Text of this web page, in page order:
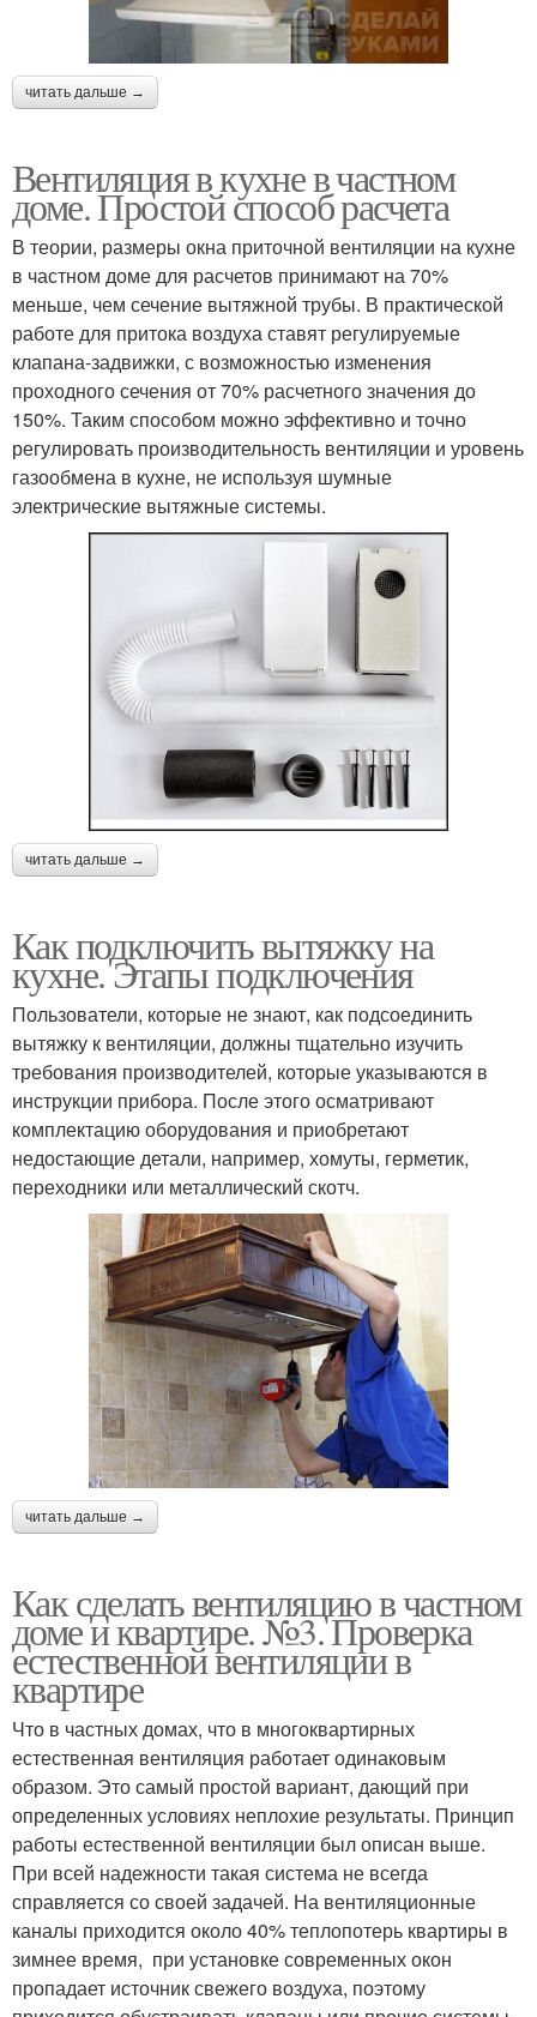
читать дальше →
Вентиляция в кухне в частном
доме. Простой способ расчета
В теории, размеры окна приточной вентиляции на кухне
в частном доме для расчетов принимают на 70%
меньше, чем сечение вытяжной трубы. В практической
работе для притока воздуха ставят регулируемые
клапана-задвижки, с возможностью изменения
проходного сечения от 70% расчетного значения до
150%. Таким способом можно эффективно и точно
регулировать производительность вентиляции и уровень
газообмена в кухне, не используя шумные
электрические вытяжные системы.
читать дальше →
Как подключить вытяжку на
кухне. Этапы подключения
Пользователи, которые не знают, как подсоединить
вытяжку к вентиляции, должны тщательно изучить
требования производителей, которые указываются в
инструкции прибора. После этого осматривают
комплектацию оборудования и приобретают
недостающие детали, например, хомуты, герметик,
переходники или металлический скотч.
читать дальше →
Как сделать вентиляцию в частном
доме и квартире. №3. Проверка
естественной вентиляции в
квартире
Что в частных домах, что в многоквартирных
естественная вентиляция работает одинаковым
образом. Это самый простой вариант, дающий при
определенных условиях неплохие результаты. Принцип
работы естественной вентиляции был описан выше.
При всей надежности такая система не всегда
справляется со своей задачей. На вентиляционные
каналы приходится около 40% теплопотерь квартиры в
зимнее время, при установке современных окон
пропадает источник свежего воздуха, поэтому